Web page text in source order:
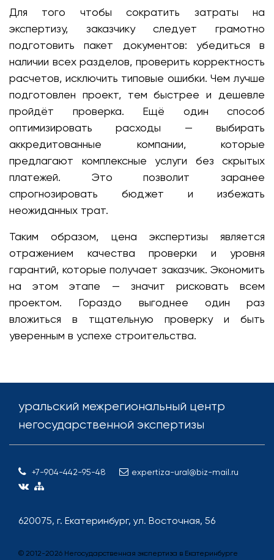
Для того чтобы сократить затраты на
экспертизу, заказчику следует грамотно
подготовить пакет документов: убедиться в
наличии всех разделов, проверить корректность
расчетов, исключить типовые ошибки. Чем лучше
подготовлен проект, тем быстрее и дешевле
пройдёт проверка. Ещё один способ
оптимизировать расходы — выбирать
аккредитованные компании, которые
предлагают комплексные услуги без скрытых
платежей. Это позволит заранее
спрогнозировать бюджет и избежать
неожиданных трат.
Таким образом, цена экспертизы является
отражением качества проверки и уровня
гарантий, которые получает заказчик. Экономить
на этом этапе — значит рисковать всем
проектом. Гораздо выгоднее один раз
вложиться в тщательную проверку и быть
уверенным в успехе строительства.
уральский межрегиональный центр
негосударственной экспертизы
+7-904-442-95-48 expertiza-ural@biz-mail.ru
620075, г. Екатеринбург, ул. Восточная, 56
© 2012-2026 Негосударственная экспертиза в Екатеринбурге